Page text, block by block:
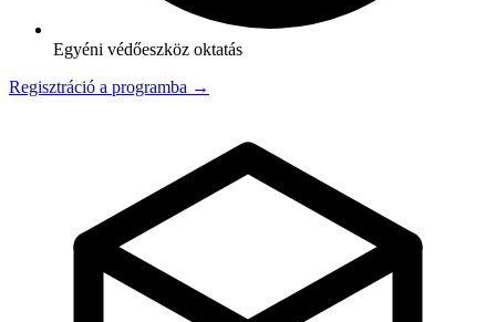
Egyéni védőeszköz oktatás
Regisztráció a programba →